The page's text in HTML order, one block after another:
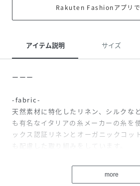
Rakuten Fashionアプリ
アイテム説明 サイズ
ーーー
-fabric-
天然素材に特化したリネン、シルクな
も有名なイタリアの糸メーカーの糸を
ックス認証リネンとオーガニックコッ
も配慮した取り組みをしています。
光沢のあるリネンは美しくさらっとし
more